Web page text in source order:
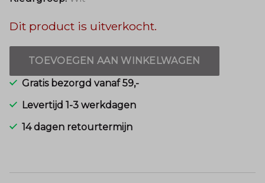
Dit product is uitverkocht.
TOEVOEGEN AAN WINKELWAGEN
Gratis bezorgd vanaf 59,-
Levertijd 1-3 werkdagen
14 dagen retourtermijn